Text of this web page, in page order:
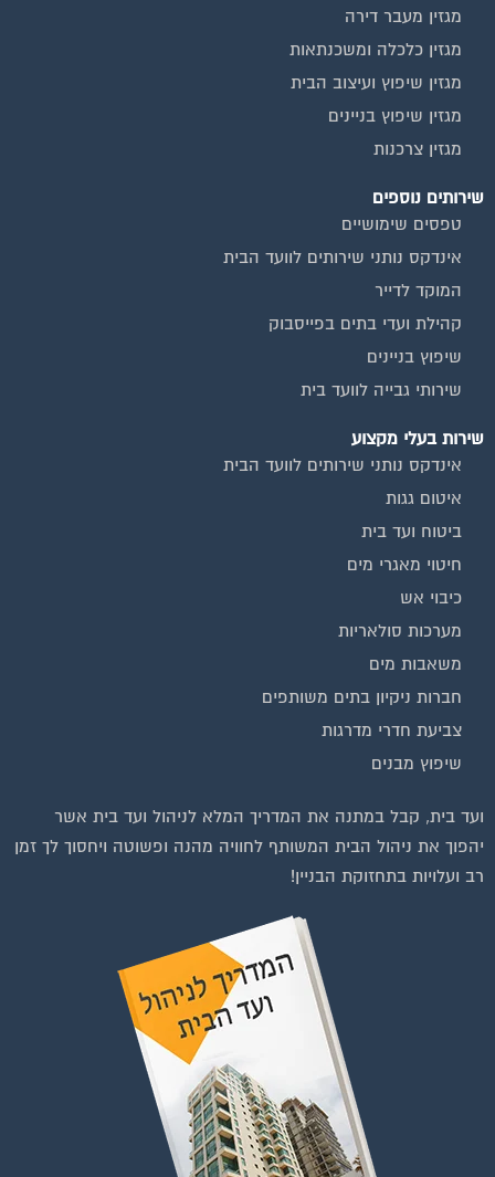
מגזין מעבר דירה
מגזין כלכלה ומשכנתאות
מגזין שיפוץ ועיצוב הבית
מגזין שיפוץ בניינים
מגזין צרכנות
שירותים נוספים
טפסים שימושיים
אינדקס נותני שירותים לוועד הבית
המוקד לדייר
קהילת ועדי בתים בפייסבוק
שיפוץ בניינים
שירותי גבייה לוועד בית
שירות בעלי מקצוע
אינדקס נותני שירותים לוועד הבית
איטום גגות
ביטוח ועד בית
חיטוי מאגרי מים
כיבוי אש
מערכות סולאריות
משאבות מים
חברות ניקיון בתים משותפים
צביעת חדרי מדרגות
שיפוץ מבנים
ועד בית, קבל במתנה את המדריך המלא לניהול ועד בית אשר
יהפוך את ניהול הבית המשותף לחוויה מהנה ופשוטה ויחסוך לך זמן
רב ועלויות בתחזוקת הבניין!
להצטרפות לחצו על התמונה או על הכפתור ושלחו בקשת הצטרפות בדף
הקבוצה
לחץ למעבר לקבוצה